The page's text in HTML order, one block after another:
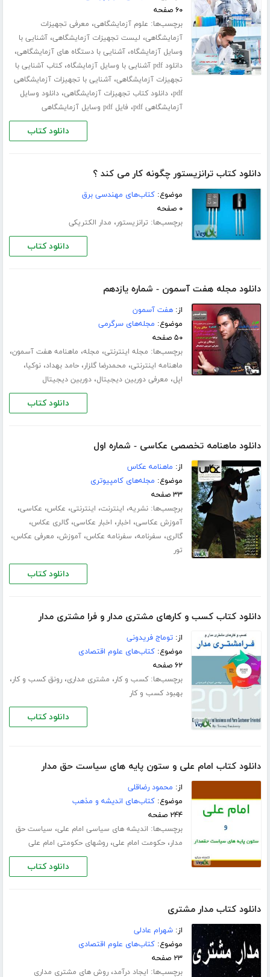
۶۰ صفحه
برچسب‌ها: علوم آزمایشگاهی، معرفی تجهیزات
آزمایشگاهی، لیست تجهیزات آزمایشگاهی،آشنایی با
وسایل آزمایشگاه،آشنایی با دستگاه های آزمایشگاهی،
دانلود pdf آشنایی با وسایل آزمایشگاه ،کتاب آشنایی با
تجهیزات آزمایشگاهی،آشنایی با تجهیزات آزمایشگاهی
pdf،دانلود کتاب تجهیزات آزمایشگاهی،دانلود وسایل
آزمایشگاهی pdf
، فایل pdf وسایل آزمایشگاهی
دانلود کتاب
دانلود کتاب ترانزیستور چگونه کار می کند ؟
موضوع:کتاب‌های مهندسی برق
۰ صفحه
برچسب‌ها: ترانزیستور، مدار الکتریکی
دانلود کتاب
دانلود مجله هفت آسمون - شماره یازدهم
از:هفت آسمون
موضوع: مجله‌های سرگرمی
۵۰ صفحه
برچسب‌ها: مجله اینترنتی، مجله، ماهنامه هفت آسمون،
ماهنامه اینترنتی، محمدرضا گلزار،حامد بهداد،نوکیا،
اپل، معرفی دوربین دیجیتال،دوربین دیجیتال
دانلود کتاب
دانلود ماهنامه تخصصی عکاسی - شماره اول
از: ماهنامه عکاس
موضوع: مجله‌های کامپیوتری
۳۳ صفحه
برچسب‌ها:نشریه، اینترنت، اینترنتی، عکاس، عکاسی،
آموزش عکاسی، اخبار، اخبار عکاسی،گالری عکاس،
گالری، سفرنامه، سفرنامه عکاس،آموزش، معرفی عکاس،
تور
دانلود کتاب
دانلود کتاب کسب و کارهای مشتری مدار و فرا مشتری مدار
از:توماج فریدونی
موضوع:کتاب‌های علوم اقتصادی
۶۲ صفحه
برچسب‌ها:کسب و کار، مشتری مداری،رونق کسب و کار،
بهبود کسب و کار
دانلود کتاب
دانلود کتاب امام علی و ستون پایه های سیاست حق مدار
از: محمود رضاقلی
موضوع:کتاب‌های اندیشه و مذهب
۲۴۴ صفحه
برچسب‌ها: اندیشه های سیاسی امام علی، سیاست حق
مدار،حکومت امام علی،روشهای حکومتی امام علی
دانلود کتاب
دانلود کتاب مدار مشتری
از:شهرام عادلی
موضوع:کتاب‌های علوم اقتصادی
۲۳ صفحه
برچسب‌ها: ایجاد درآمد،روش های مشتری مداری